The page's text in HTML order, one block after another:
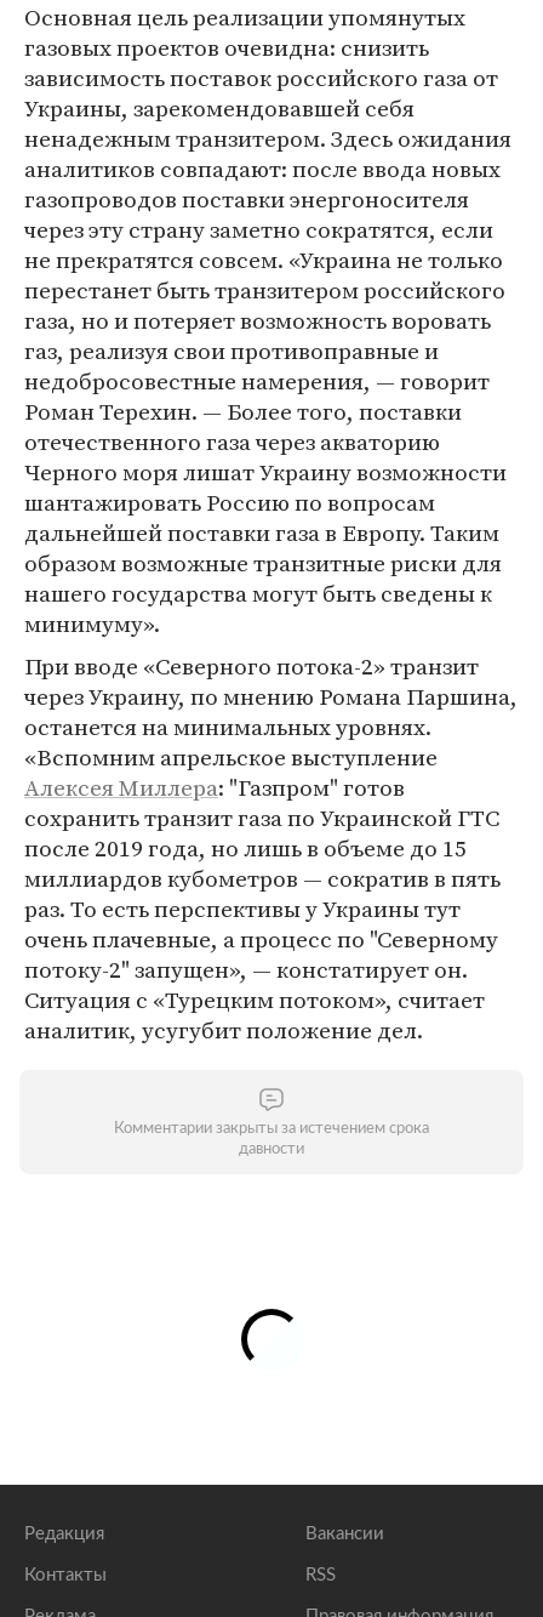
Основная цель реализации упомянутых
газовых проектов очевидна: снизить
зависимость поставок российского газа от
Украины, зарекомендовавшей себя
ненадежным транзитером. Здесь ожидания
аналитиков совпадают: после ввода новых
газопроводов поставки энергоносителя
через эту страну заметно сократятся, если
не прекратятся совсем. «Украина не только
перестанет быть транзитером российского
газа, но и потеряет возможность воровать
газ, реализуя свои противоправные и
недобросовестные намерения, — говорит
Роман Терехин. — Более того, поставки
отечественного газа через акваторию
Черного моря лишат Украину возможности
шантажировать Россию по вопросам
дальнейшей поставки газа в Европу. Таким
образом возможные транзитные риски для
нашего государства могут быть сведены к
минимуму».
При вводе «Северного потока-2» транзит
через Украину, по мнению Романа Паршина,
останется на минимальных уровнях.
«Вспомним апрельское выступление
Алексея Миллера: "Газпром" готов
сохранить транзит газа по Украинской ГТС
после 2019 года, но лишь в объеме до 15
миллиардов кубометров — сократив в пять
раз. То есть перспективы у Украины тут
очень плачевные, а процесс по "Северному
потоку-2" запущен», — констатирует он.
Ситуация с «Турецким потоком», считает
аналитик, усугубит положение дел.
Комментарии закрыты за истечением срока
давности
Редакция
Контакты
Вакансии
RSS